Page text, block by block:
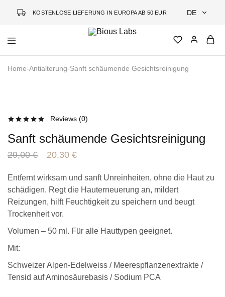
KOSTENLOSE LIEFERUNG IN EUROPA AB 50 EUR DE
DE
EN
Bious
Labs
Jauninanti
kosmetika
grįsta
Home-Antialterung-Sanft schäumende Gesichtsreinigung
Reviews (0)
Sanft schäumende Gesichtsreinigung
29,00€ 20,30 €
Entfernt wirksam und sanft Unreinheiten, ohne die Haut zu
schädigen. Regt die Hauterneuerung an, mildert
Reizungen, hilft Feuchtigkeit zu speichern und beugt
Trockenheit vor.
Volumen – 50 ml. Für alle Hauttypen geeignet.
Mit:
Schweizer Alpen-Edelweiss / Meerespflanzenextrakte /
Tensid auf Aminosäurebasis / Sodium PCA